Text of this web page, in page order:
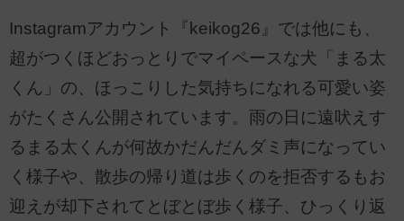
Instagramアカウント『keikog26』では他にも、
超がつくほどおっとりでマイペースな犬「まる太
くん」の、ほっこりした気持ちになれる可愛い姿
がたくさん公開されています。雨の日に遠吠えす
るまる太くんが何故かだんだんダミ声になってい
く様子や、散歩の帰り道は歩くのを拒否するもお
迎えが却下されてとぼとぼ歩く様子、ひっくり返